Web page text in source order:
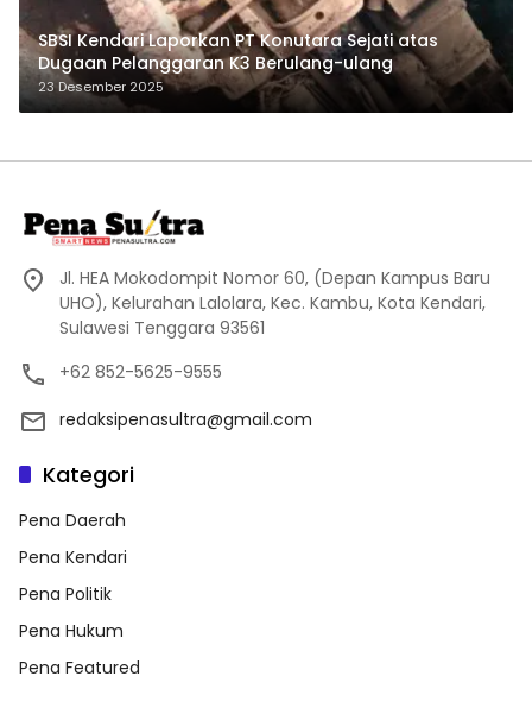
SBSI Kendari Laporkan PT Konutara Sejati atas
Dugaan Pelanggaran K3 Berulang-ulang
23 Desember 2025
Jl. HEA Mokodompit Nomor 60, (Depan Kampus Baru
UHO), Kelurahan Lalolara, Kec. Kambu, Kota Kendari,
Sulawesi Tenggara 93561
+62 852-5625-9555
redaksipenasultra@gmail.com
Kategori
Pena Daerah
Pena Kendari
Pena Politik
Pena Hukum
Pena Featured